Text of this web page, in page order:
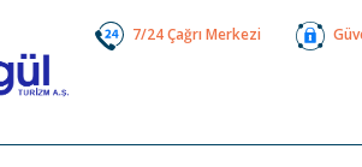
7/24 Çağrı Merkezi